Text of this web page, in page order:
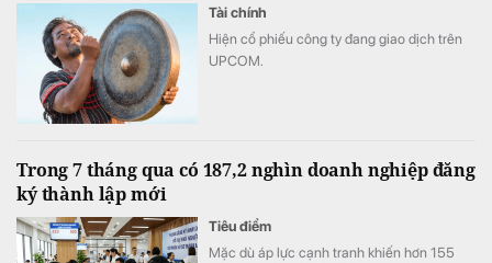
Tài chính
Hiện cổ phiếu công ty đang giao dịch trên
UPCOM.
Trong 7 tháng qua có 187,2 nghìn doanh nghiệp đăng
ký thành lập mới
Tiêu điểm
Mặc dù áp lực cạnh tranh khiến hơn 155